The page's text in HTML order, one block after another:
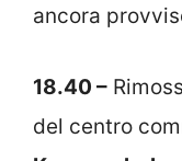
ancora
18.40 –
del centro